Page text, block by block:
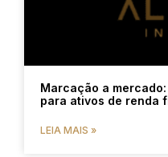
Marcação a
para ativos de renda
LEIA MAIS »